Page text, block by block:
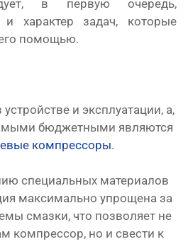
в первую очередь,
характер задач, которые
помощью.
и эксплуатации, а,
бюджетными являются
компрессоры.
специальных материалов
максимально упрощена за
смазки, что позволяет не
компрессор, но и свести к